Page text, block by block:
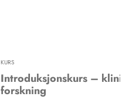
KURS
Introduksjonskurs –
forskning